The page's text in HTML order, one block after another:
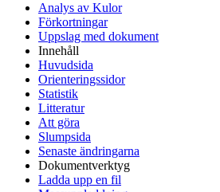
Analys av Kulor
Förkortningar
Uppslag med dokument
Innehåll
Huvudsida
Orienteringssidor
Statistik
Litteratur
Att göra
Slumpsida
Senaste ändringarna
Dokumentverktyg
Ladda upp en fil